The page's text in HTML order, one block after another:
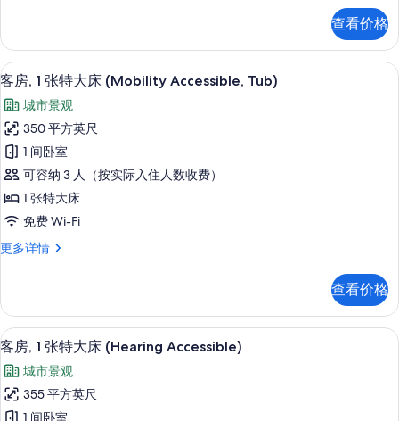
的
所
有
照
片
大
床,
阳
更
多
信
息
查看价格
显
示
客
房,
张
特
大
床
Tub)
的
所
有
照
高档床上用品、客房内保险箱、办公
7
客房, 1 张特大床 (Mobility Accessible, Tub)
城市景观
350 平方英尺
1 间卧室
可容纳 3 人（按实际入住人数收费）
1 张特大床
免费 Wi-Fi
更多详情
客
特
大
床
Accessible,
Tub)
更
查看价格
显
示
客
房,
高档床上用品、客房内保险箱、办公
7
客房, 1 张特大床 (Hearing Accessible)
城市景观
355 平方英尺
1 间卧室